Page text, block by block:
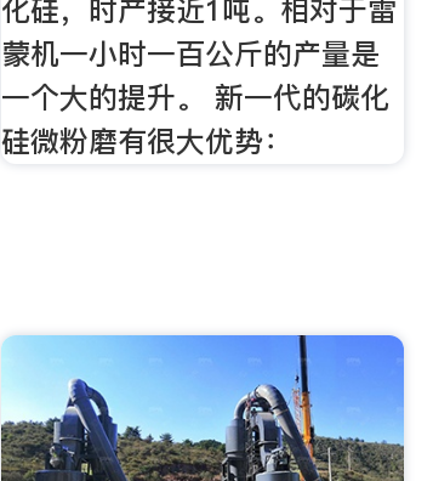
化硅，时产接近1吨。相对于雷
蒙机一小时一百公斤的产量是
一个大的提升。 新一代的碳化
硅微粉磨有很大优势：